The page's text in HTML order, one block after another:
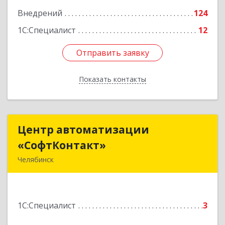
Внедрений
124
1С:Специалист
12
Отправить заявку
Показать контакты
Отправить заявку
Назад
Центр автоматизации
«СофтКонтакт»
Челябинск
1С:Специалист 3
Центр автоматизации
Подробнее